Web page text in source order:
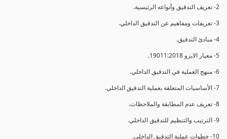
2- تعريف التدقيق وأنواعه الرئيسية.
3- تعريفات ومفاهيم عن التدقيق الداخلي.
4- مبادئ التدقيق.
5- معيار الايزو 19011:2018.
6- منهج العملية في التدقيق الداخلي.
7- الأساسيات المتعلقة بعملية التدقيق الداخلي.
8- تعريف عدم المطابقة والملاحظات.
9- الترتيب والتنظيم للتدقيق الداخلي.
10- خطوات عملية التدقيق الداخلي.